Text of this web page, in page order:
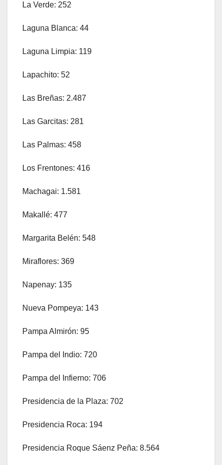
La Verde: 252
Laguna Blanca: 44
Laguna Limpia: 119
Lapachito: 52
Las Breñas: 2.487
Las Garcitas: 281
Las Palmas: 458
Los Frentones: 416
Machagai: 1.581
Makallé: 477
Margarita Belén: 548
Miraflores: 369
Napenay: 135
Nueva Pompeya: 143
Pampa Almirón: 95
Pampa del Indio: 720
Pampa del Infierno: 706
Presidencia de la Plaza: 702
Presidencia Roca: 194
Presidencia Roque Sáenz Peña: 8.564